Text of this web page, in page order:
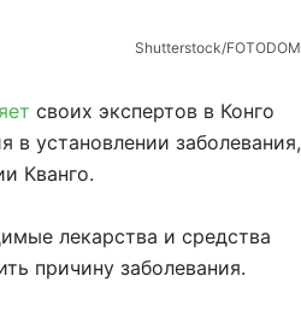
Shutterstoсk/FOTODOM
своих экспертов в Конго
установлении заболевания,
Кванго.
лекарства и средства
причину заболевания.